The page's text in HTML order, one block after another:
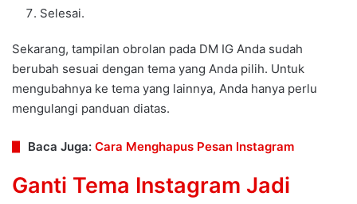
Selesai.
Sekarang, tampilan obrolan pada DM IG Anda sudah
berubah sesuai dengan tema yang Anda pilih. Untuk
mengubahnya ke tema yang lainnya, Anda hanya perlu
mengulangi panduan diatas.
Baca Juga: Cara Menghapus Pesan Instagram
Ganti Tema Instagram Jadi